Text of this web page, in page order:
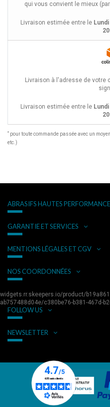
qui vous convient le mieux
Livraison estimée entre le
Livraison à l'adresse de votre
Livraison estimée entre le
* pour toute commande passée avec un
etc.)
ABRASIFS HAUTES
GARANTIE ET SERVICES
MENTIONS LÉGALES ET CGV
NOS COORDONNÉES
widgets.rr.skeepers.io/product/
ab757488d04e/c380be76-b381-467d-
FOLLOW US
NEWSLETTER